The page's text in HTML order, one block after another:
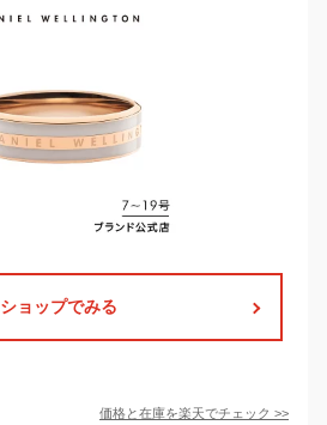
ショップでみる
価格と在庫を楽天でチェック >>